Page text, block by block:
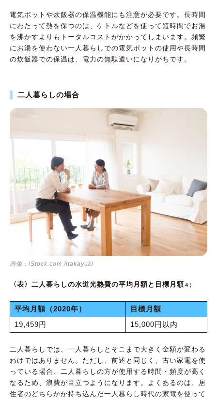
電気ポットや炊飯器の保温機能にも注意が必要です。長時間
にわたって熱を保つのは、ケトルなどを使って短時間でお湯
を沸かすよりもトータルコストがかかってしまいます。頻繁
にお湯を使わない一人暮らしでの電気ポットの使用や長時間
の炊飯器での保温は、電力の無駄遣いになりがちです。
二人暮らしの場合
画像：iStock.com /itakayuki
〈表〉二人暮らしの水道光熱費の平均月額と目標月額４）
平均月額（2020年）
目標月額
19,459円
15,000円以内
二人暮らしでは、一人暮らしとそこまで大きく金額が変わる
わけではありません。ただし、前述と同じく、古い家電を使
っている場合、二人暮らしの方が使用する時間・頻度が高く
なるため、浪費が目立つようになります。よくあるのは、居
住者のどちらかが持ち込んだ一人暮らし時代の家電を使って